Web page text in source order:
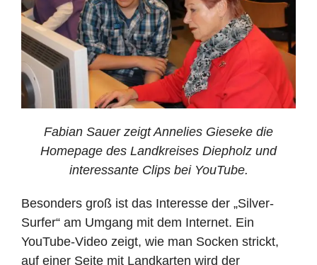
Fabian Sauer zeigt Annelies Gieseke die
Homepage des Landkreises Diepholz und
interessante Clips bei YouTube.
Besonders groß ist das Interesse der „Silver-
Surfer“ am Umgang mit dem Internet. Ein
YouTube-Video zeigt, wie man Socken strickt,
auf einer Seite mit Landkarten wird der